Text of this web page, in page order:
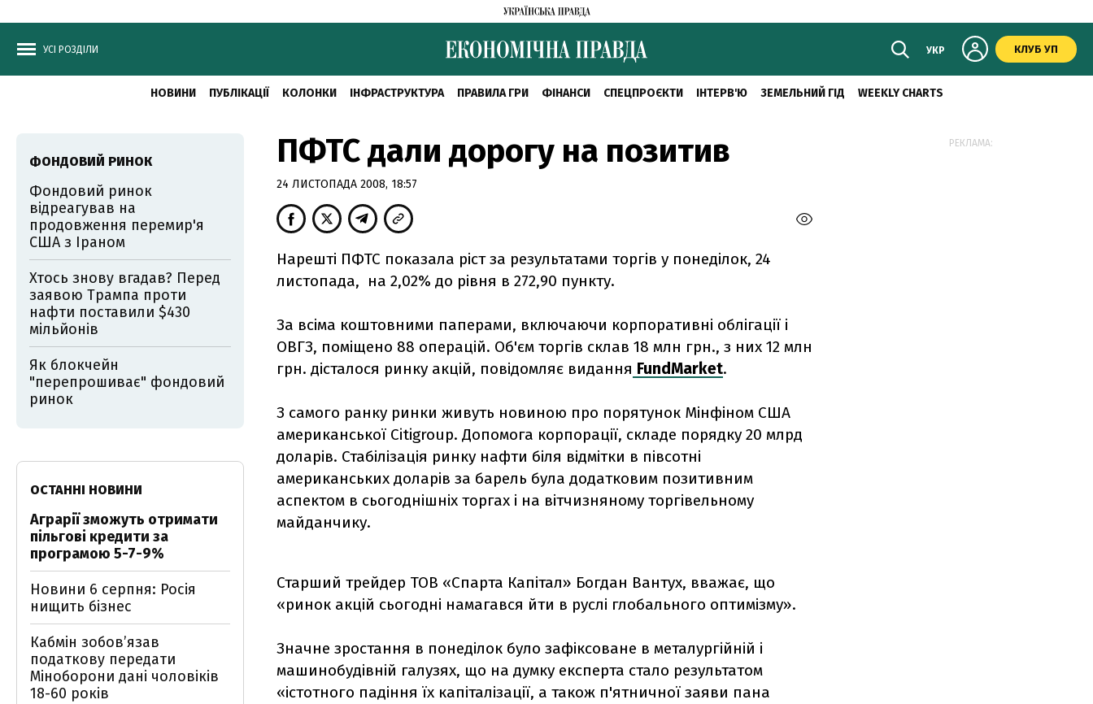
УСІ РОЗДІЛИ УКР КЛУБ УП
НОВИНИ ПУБЛІКАЦІЇ КОЛОНКИ ІНФРАСТРУКТУРА ПРАВИЛА ГРИ ФІНАНСИ СПЕЦПРОЄКТИ ІНТЕРВ'Ю ЗЕМЕЛЬНИЙ ГІД WEEKLY CHARTS
ПФТС дали дорогу на позитив
24 ЛИСТОПАДА 2008, 18:57
Нарешті ПФТС показала ріст за результатами торгів у понеділок, 24
листопада, на 2,02% до рівня в 272,90 пункту.
За всіма коштовними паперами, включаючи корпоративні облігації і
ОВГЗ, поміщено 88 операцій. Об'єм торгів склав 18 млн грн., з них 12 млн
грн. дісталося ринку акцій, повідомляє видання FundMarket.
З самого ранку ринки живуть новиною про порятунок Мінфіном США
американської Citigroup. Допомога корпорації, складе порядку 20 млрд
доларів. Стабілізація ринку нафти біля відмітки в півсотні
американських доларів за барель була додатковим позитивним
аспектом в сьогоднішніх торгах і на вітчизняному торгівельному
майданчику.
Старший трейдер ТОВ «Спарта Капітал» Богдан Вантух, вважає, що
«ринок акцій сьогодні намагався йти в руслі глобального оптимізму».
Значне зростання в понеділок було зафіксоване в металургійній і
машинобудівній галузях, що на думку експерта стало результатом
«істотного падіння їх капіталізації, а також п'ятничної заяви пана
ФОНДОВИЙ РИНОК
Фондовий ринок
відреагував на
продовження перемир'я
США з Іраном
Хтось знову вгадав? Перед
заявою Трампа проти
нафти поставили $430
мільйонів
Як блокчейн
"перепрошиває" фондовий
ринок
ОСТАННІ НОВИНИ
Аграрії зможуть отримати
пільгові кредити за
програмою 5-7-9%
Новини 6 серпня: Росія
нищить бізнес
Кабмін зобовʼязав
податкову передати
Міноборони дані чоловіків
18-60 років
РЕКЛАМА: